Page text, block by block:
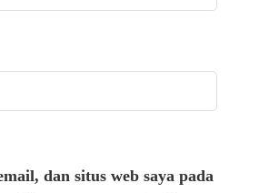
dan situs web saya pada